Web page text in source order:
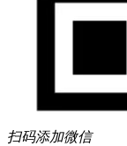
扫码添加微信